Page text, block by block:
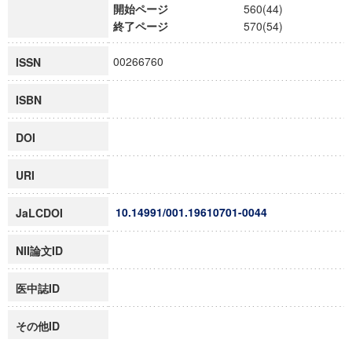
開始ページ
560(44)
終了ページ
570(54)
ISSN 00266760
ISBN
DOI
URI
JaLCDOI 10.14991/001.19610701-0044
NII論文ID
医中誌ID
その他ID